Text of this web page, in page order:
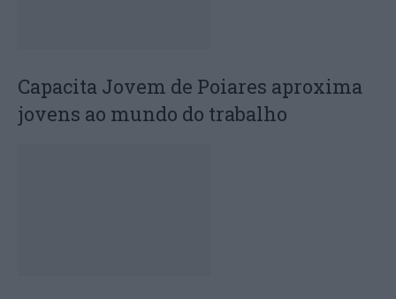
Capacita Jovem de Poiares aproxima
jovens ao mundo do trabalho